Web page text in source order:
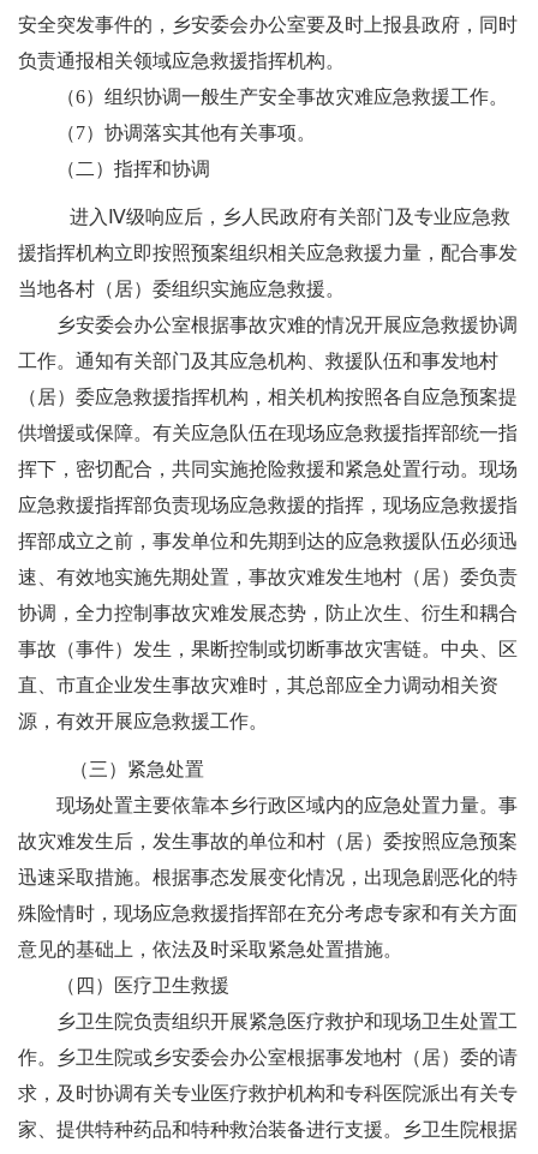
安全突发事件的，乡安委会办公室要及时上报县政府，同时
负责通报相关领域应急救援指挥机构。
（6）组织协调一般生产安全事故灾难应急救援工作。
（7） 协调落实其他有关事项。
（ 二） 指挥和协调
进入 Ⅳ级响应后， 乡人民政府有关部门及专业应急救
援指挥机构立即按照预案组织相关应急救援力量，配合事发
当地各村（居）委组织实施应急救援。
乡安委会办公室根据事故灾难的情况开展应急救援协调
工作。通知有关部门及其应急机构、救援队伍和事发地村
（居）委应急救援指挥机构，相关机构按照各自应急预案提
供增援或保障。有关应急队伍在现场应急救援指挥部统一指
挥下，密切配合，共同实施抢险救援和紧急处置行动。现场
应急救援指挥部负责现场应急救援的指挥，现场应急救援指
挥部成立之前，事发单位和先期到达的应急救援队伍必须迅
速、有效地实施先期处置，事故灾难发生地村（居）委负责
协调，全力控制事故灾难发展态势，防止次生、衍生和耦合
事故（事件）发生，果断控制或切断事故灾害链。中央、区
直、市直企业发生事故灾难时，其总部应全力调动相关资
源，有效开展应急救援工作。
（三） 紧急处置
现场处置主要依靠本乡行政区域内的应急处置力量。事
故灾难发生后，发生事故的单位和村（居）委按照应急预案
迅速采取措施。根据事态发展变化情况，出现急剧恶化的特
殊险情时，现场应急救援指挥部在充分考虑专家和有关方面
意见的基础上，依法及时采取紧急处置措施。
（ 四）
医疗卫生救援
乡卫生院负责组织开展紧急医疗救护和现场卫生处置工
作。乡卫生院或乡安委会办公室根据事发地村（居）委的请
求，及时协调有关专业医疗救护机构和专科医院派出有关专
家、提供特种药品和特种救治装备进行支援。乡卫生院根据